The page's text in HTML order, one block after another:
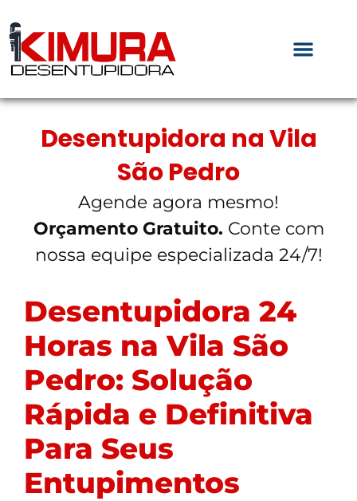
Desentupidora na Vila
São Pedro
Agende agora mesmo!
Orçamento Gratuito. Conte com
nossa equipe especializada 24/7!
Desentupidora 24
Horas na Vila São
Pedro: Solução
Rápida e Definitiva
Para Seus
Entupimentos